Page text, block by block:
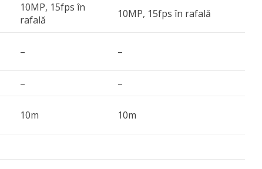
10MP, 15fps în
rafală
10MP, 15fps în rafală
– –
– –
10m 10m